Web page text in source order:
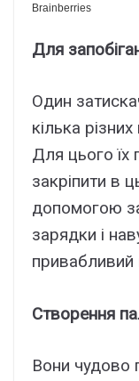
Для
Один
кілька
Для цього їх
закріпити в
допомогою
зарядки і
привабливий
Створення
Вони чудово